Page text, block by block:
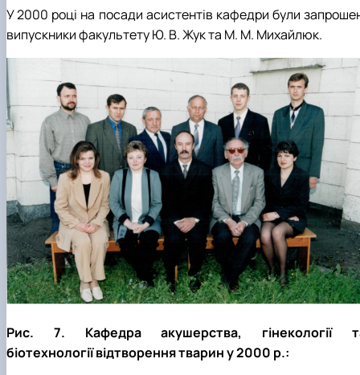
У 2000 році на посади асистентів кафедри були
випускники факультету Ю. В. Жук та М. М. Михайлюк.
Рис. 7. Кафедра акушерства, гінекології
біотехнології відтворення тварин у 2000 р.: